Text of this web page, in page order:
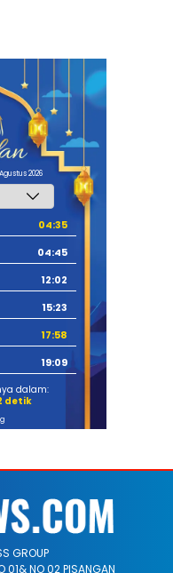
2026
04:35
04:45
12:02
15:23
17:58
19:09
dalam:
detik
GROUP
01& NO 02 PISANGAN